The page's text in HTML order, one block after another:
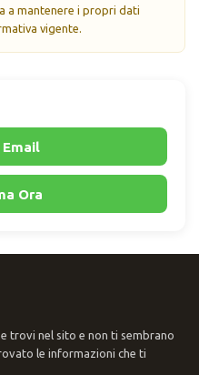
Email
Ora
a mantenere i propri dati
vigente.
trovi nel sito e non ti sembrano
le informazioni che ti